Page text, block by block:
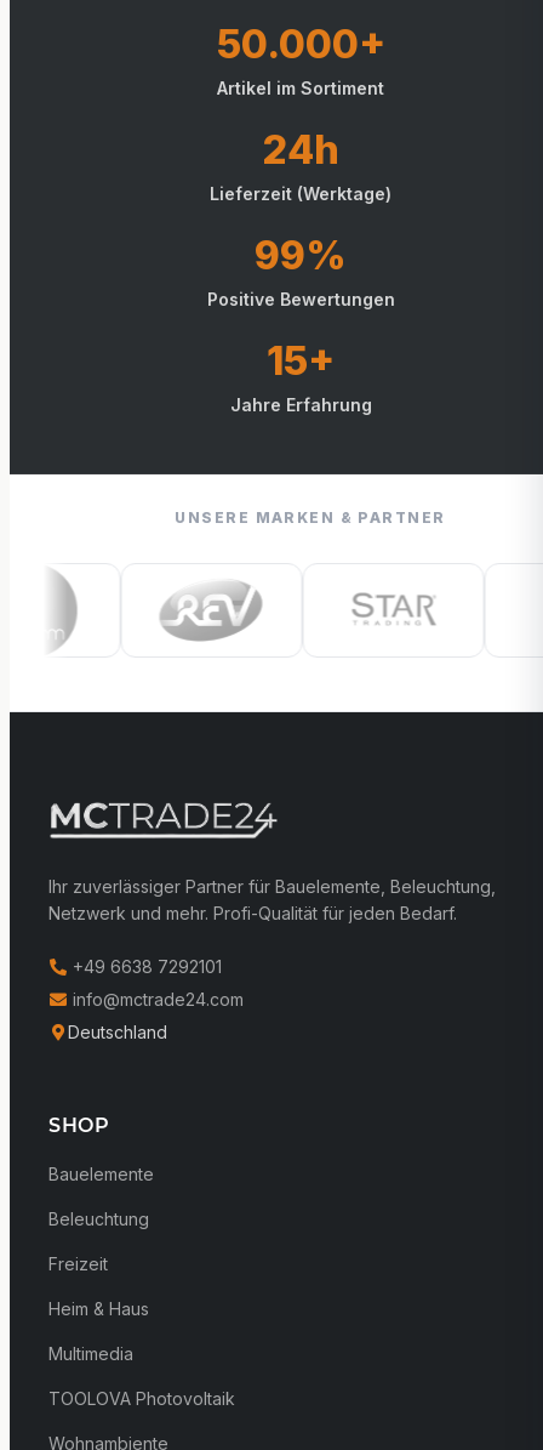
50.000+
Artikel im Sortiment
24h
Lieferzeit (Werktage)
99%
Positive Bewertungen
15+
Jahre Erfahrung
UNSERE MARKEN & PARTNER
Ihr zuverlässiger Partner für Bauelemente, Beleuchtung,
Netzwerk und mehr. Profi-Qualität für jeden Bedarf.
+49 6638 7292101
info@mctrade24.com
Deutschland
SHOP
Bauelemente
Beleuchtung
Freizeit
Heim & Haus
Multimedia
TOOLOVA Photovoltaik
Wohnambiente